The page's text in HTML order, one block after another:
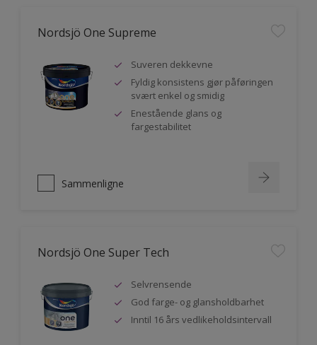
Nordsjö One Supreme
Suveren dekkevne
Fyldig konsistens gjør påføringen
svært enkel og smidig
Enestående glans og
fargestabilitet
Sammenligne
Nordsjö One Super Tech
Selvrensende
God farge- og glansholdbarhet
Inntil 16 års vedlikeholdsintervall